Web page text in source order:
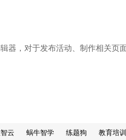
器，对于发布活动、制作相关页
云 蜗牛智学 练题狗 教育培